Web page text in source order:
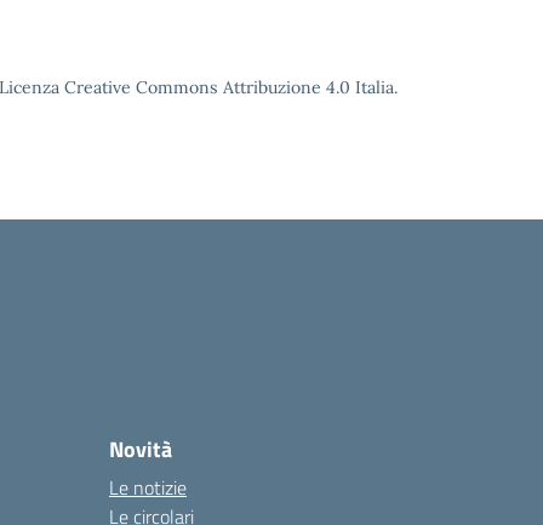
Creative Commons Attribuzione 4.0 Italia.
Novità
Le notizie
Le circolari